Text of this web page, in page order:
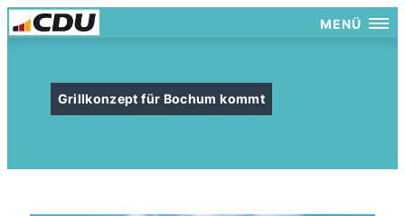
MENÜ
Grillkonzept für Bochum kommt